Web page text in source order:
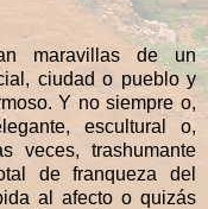
maravillas de un
ciudad o pueblo y
Y no siempre o,
escultural o,
veces, trashumante
de franqueza del
al afecto o quizás